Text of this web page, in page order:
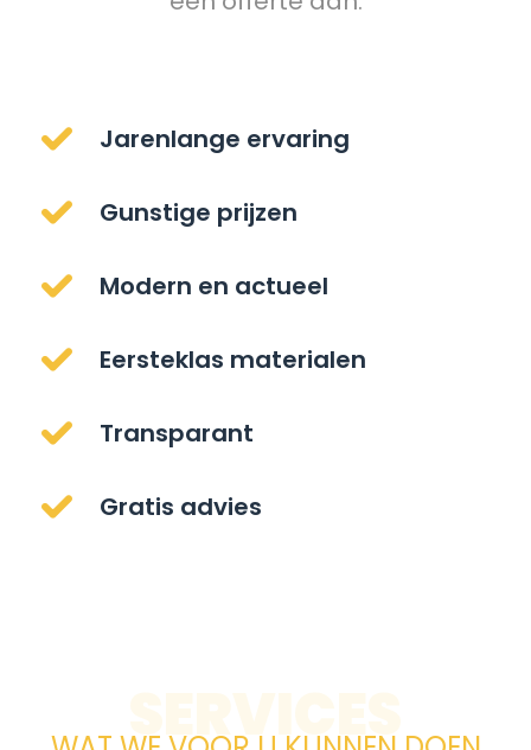
Jarenlange ervaring
Gunstige prijzen
Modern en actueel
Eersteklas materialen
Transparant
Gratis advies
SERVICES